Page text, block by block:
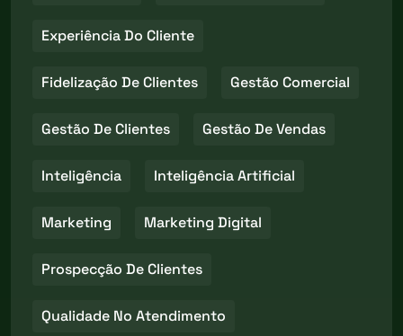
Experiência Do Cliente
Fidelização De Clientes Gestão Comercial
Gestão De Clientes Gestão De Vendas
Inteligência Inteligência Artificial
Marketing Marketing Digital
Prospecção De Clientes
Qualidade No Atendimento